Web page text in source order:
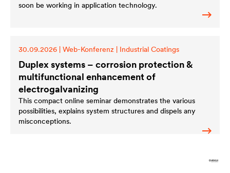
soon be working in application technology.
30.09.2026 | Web-Konferenz | Industrial Coatings
Duplex systems – corrosion protection &
multifunctional enhancement of
electrogalvanizing
This compact online seminar demonstrates the various
possibilities, explains system structures and dispels any
misconceptions.